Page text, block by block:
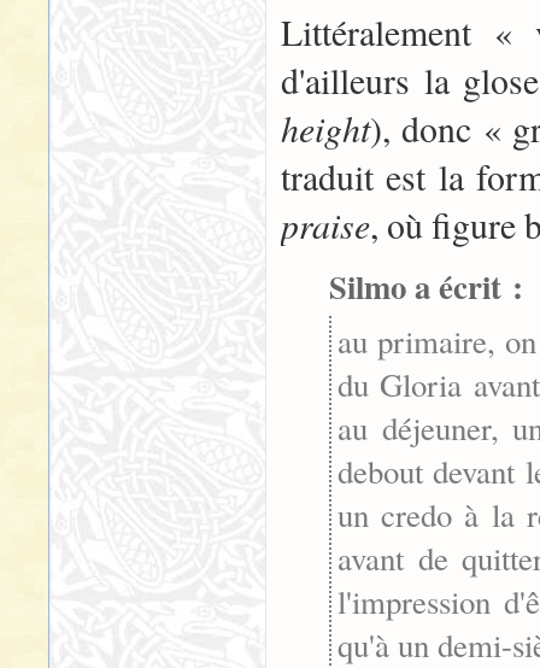
Littéralement
d'ailleurs la
height), donc «
traduit est la
praise, où figure
Silmo a écrit :
au primaire,
du Gloria
au déjeuner,
debout devant
un credo à la
avant de
l'impression
qu'à un demi-